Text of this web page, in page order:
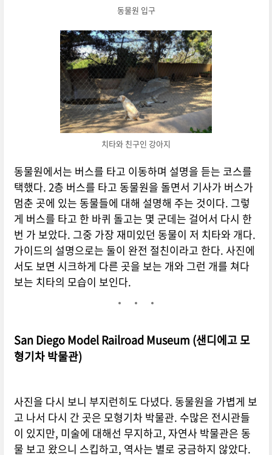
동물원 입구
치타와 친구인 강아지
동물원에서는 버스를 타고 이동하며 설명을 듣는 코스를
택했다. 2층 버스를 타고 동물원을 돌면서 기사가 버스가
멈춘 곳에 있는 동물들에 대해 설명해 주는 것이다. 그렇
게 버스를 타고 한 바퀴 돌고는 몇 군데는 걸어서 다시 한
번 가 보았다. 그중 가장 재미있던 동물이 저 치타와 개다.
가이드의 설명으로는 둘이 완전 절친이라고 한다. 사진에
서도 보면 시크하게 다른 곳을 보는 개와 그런 개를 쳐다
보는 치타의 모습이 보인다.
San Diego Model Railroad Museum (샌디에고 모
형기차 박물관)
사진을 다시 보니 부지런히도 다녔다. 동물원을 가볍게 보
고 나서 다시 간 곳은 모형기차 박물관. 수많은 전시관들
이 있지만, 미술에 대해선 무지하고, 자연사 박물관은 동
물 보고 왔으니 스킵하고, 역사는 별로 궁금하지 않았다.